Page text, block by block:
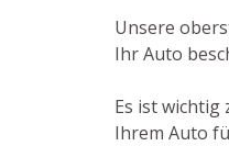
Unsere
Ihr Auto
Es ist wichtig
Ihrem Auto